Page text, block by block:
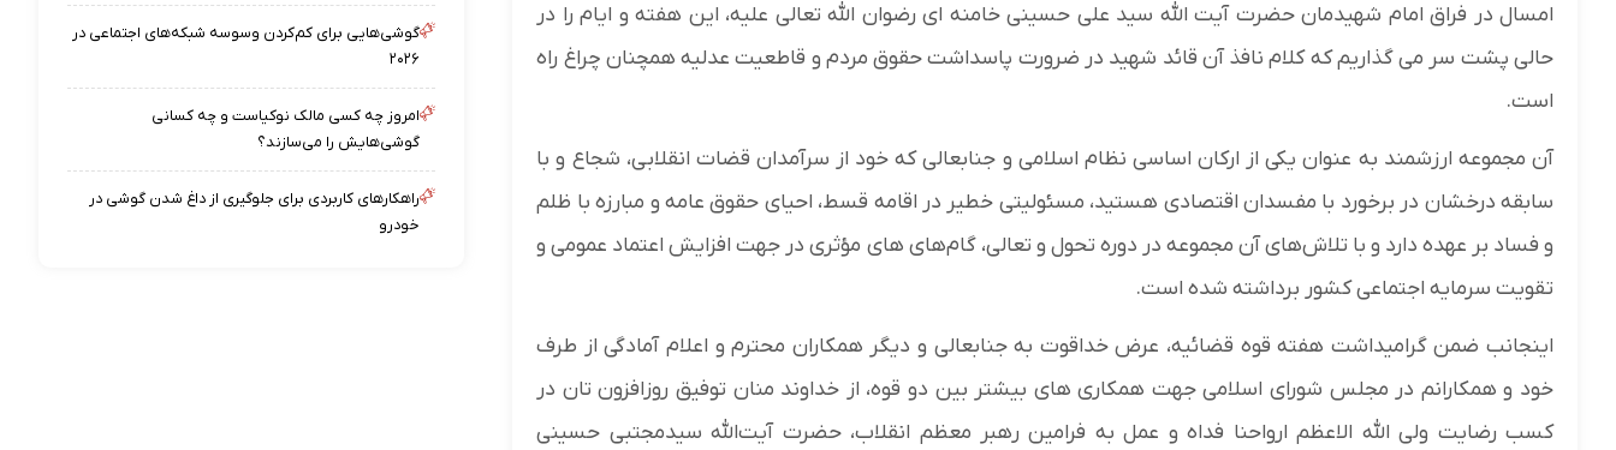
امسال در فراق امام شهیدمان حضرت آیت الله سید علی حسینی خامنه ای رضوان الله تعالی علیه، این هفته و ایام را در
حالی پشت سر می گذاریم که کلام نافذ آن قائد شهید در ضرورت پاسداشت حقوق مردم و قاطعیت عدلیه همچنان چراغ راه
است.
آن مجموعه ارزشمند به عنوان یکی از ارکان اساسی نظام اسلامی و جنابعالی که خود از سرآمدان قضات انقلابی، شجاع و با
سابقه درخشان در برخورد با مفسدان اقتصادی هستید، مسئولیتی خطیر در اقامه قسط، احیای حقوق عامه و مبارزه با ظلم
و فساد بر عهده دارد و با تلاش‌های آن مجموعه در دوره تحول و تعالی، گام‌های های مؤثری در جهت افزایش اعتماد عمومی و
تقویت سرمایه اجتماعی کشور برداشته شده است.
اینجانب ضمن گرامیداشت هفته قوه قضائیه، عرض خداقوت به جنابعالی و دیگر همکاران محترم و اعلام آمادگی از طرف
خود و همکارانم در مجلس شورای اسلامی جهت همکاری های بیشتر بین دو قوه، از خداوند منان توفیق روزافزون تان در
کسب رضایت ولی الله الاعظم ارواحنا فداه و عمل به فرامین رهبر معظم انقلاب، حضرت آیت‌الله سیدمجتبی حسینی
گوشی‌هایی برای کم‌کردن وسوسه شبکه‌های اجتماعی در
۲۰۲۶
امروز چه کسی مالک نوکیاست و چه کسانی
گوشی‌هایش را می‌سازند؟
راهکارهای کاربردی برای جلوگیری از داغ شدن گوشی در
خودرو